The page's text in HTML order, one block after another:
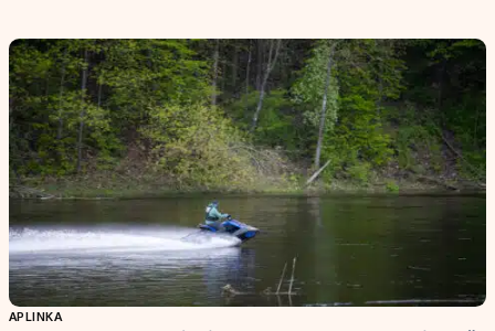
Infliacija
Migracija
Įdomios naujienos
Redakcija
Apie mus
Redakcijos politika
Privatumo politika
Turinio žymėjimo taisyklės
APLINKA